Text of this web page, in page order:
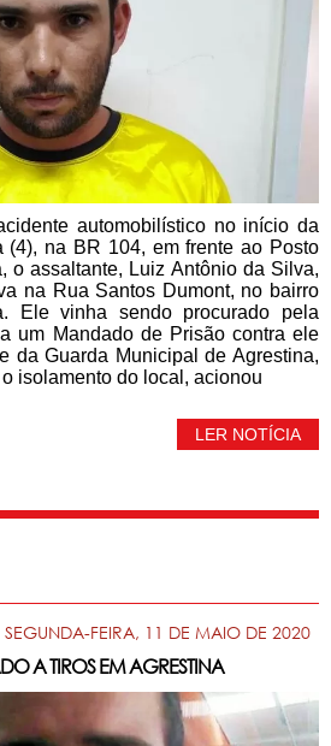
automobilístico no início da
(4), na BR 104, em frente ao Posto
o assaltante, Luiz Antônio da Silva,
na Rua Santos Dumont, no bairro
Ele vinha sendo procurado pela
um Mandado de Prisão contra ele
da Guarda Municipal de Agrestina,
isolamento do local, acionou
LER NOTÍCIA
SEGUNDA-FEIRA, 11 DE MAIO DE 2020
A TIROS EM AGRESTINA